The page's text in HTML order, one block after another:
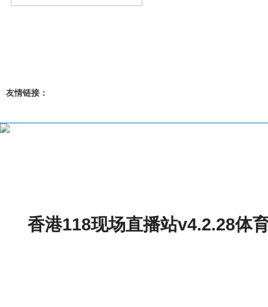
友情链接：
香港118现场直播站v4.2.28体